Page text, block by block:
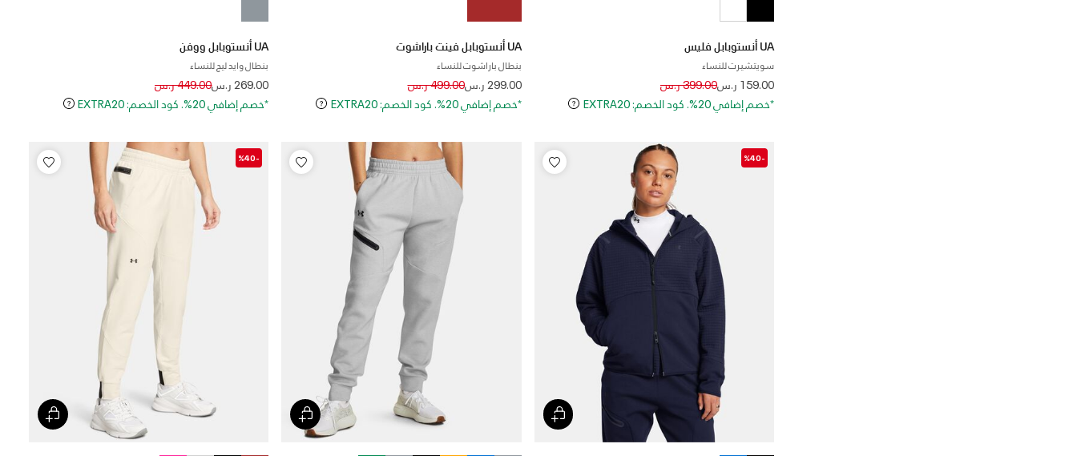
UA أنستوبابل فليس
سويتشيرت للنساء
159.00 ر.سPrice reduced from
399.00 ر.سto
*خصم إضافي 20%. كود الخصم: EXTRA20
UA أنستوبابل فينت باراشوت
بنطال باراشوت للنساء
299.00 ر.سPrice reduced from
499.00 ر.سto
*خصم إضافي 20%. كود الخصم: EXTRA20
UA أنستوبابل ووفن
بنطال وايد ليج للنساء
269.00 ر.سPrice reduced from
449.00 ر.سto
*خصم إضافي 20%. كود الخصم: EXTRA20
-%40
-%40